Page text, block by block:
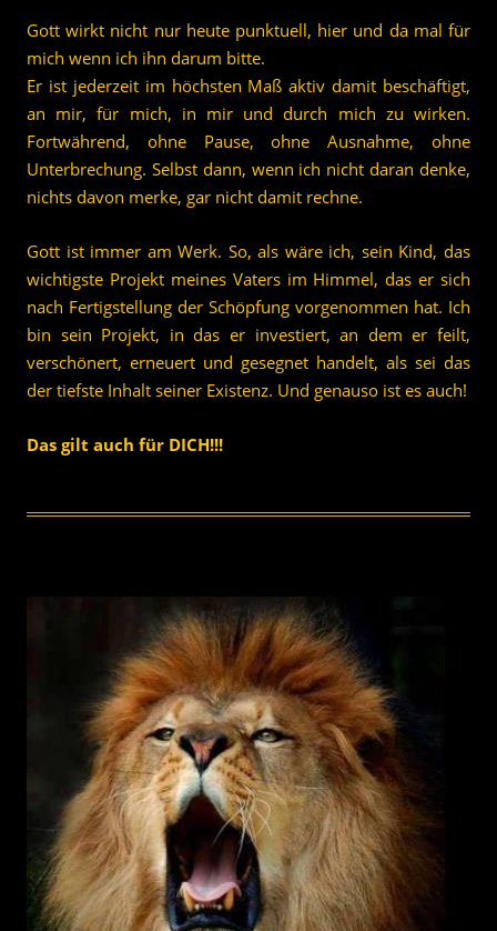
Gott wirkt nicht nur heute punktuell, hier und da mal für
mich wenn ich ihn darum bitte.
Er ist jederzeit im höchsten Maß aktiv damit beschäftigt,
an mir, für mich, in mir und durch mich zu wirken.
Fortwährend, ohne Pause, ohne Ausnahme, ohne
Unterbrechung. Selbst dann, wenn ich nicht daran denke,
nichts davon merke, gar nicht damit rechne.
Gott ist immer am Werk. So, als wäre ich, sein Kind, das
wichtigste Projekt meines Vaters im Himmel, das er sich
nach Fertigstellung der Schöpfung vorgenommen hat. Ich
bin sein Projekt, in das er investiert, an dem er feilt,
verschönert, erneuert und gesegnet handelt, als sei das
der tiefste Inhalt seiner Existenz. Und genauso ist es auch!
Das gilt auch für DICH!!!